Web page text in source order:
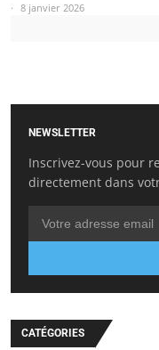
8 janvier 2026
NEWSLETTER
Inscrivez-vous pour
directement dans
CATÉGORIES